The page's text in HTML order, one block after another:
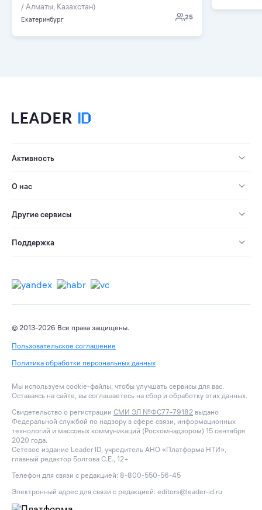
/ Алматы, Казахстан)
Екатеринбург 25
Активность
О нас
Другие сервисы
Поддержка
© 2013-2026 Все права защищены.
Пользовательское соглашение
Политика обработки персональных данных
Мы используем cookie-файлы, чтобы улучшать сервисы для вас.
Оставаясь на сайте, вы соглашаетесь на сбор и обработку этих данных.
Свидетельство о регистрации СМИ ЭЛ №ФС77-79182 выдано
Федеральной службой по надзору в сфере связи, информационных
технологий и массовых коммуникаций (Роскомнадзором) 15 сентября
2020 года.
Сетевое издание Leader ID, учредитель АНО «Платформа НТИ»,
главный редактор Болгова С.Е., 12+
Телефон для связи с редакцией: 8-800-550-56-45
Электронный адрес для связи с редакцией: editors@leader-id.ru